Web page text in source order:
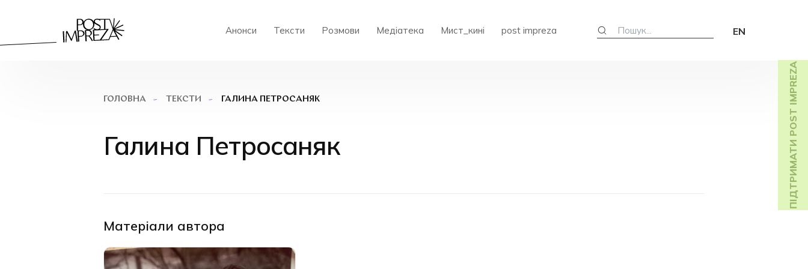
Анонси Тексти Розмови Медіатека Мист_кині post impreza EN
ПІДТРИМАТИ POST IMPREZA
ГОЛОВНА ТЕКСТИ ГАЛИНА ПЕТРОСАНЯК
Галина Петросаняк
Матеріали автора